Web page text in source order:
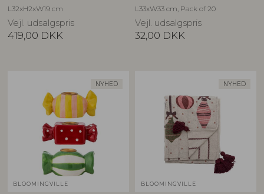
L32xH2xW19 cm
Vejl. udsalgspris
419,00 DKK
L33xW33 cm, Pack of 20
Vejl. udsalgspris
32,00 DKK
NYHED
BLOOMINGVILLE
NYHED
BLOOMINGVILLE